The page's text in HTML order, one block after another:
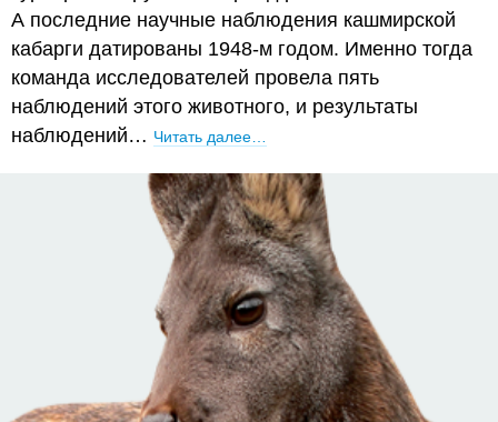
А последние научные наблюдения кашмирской
кабарги датированы 1948-м годом. Именно тогда
команда исследователей провела пять
наблюдений этого животного, и результаты
наблюдений… Читать далее…